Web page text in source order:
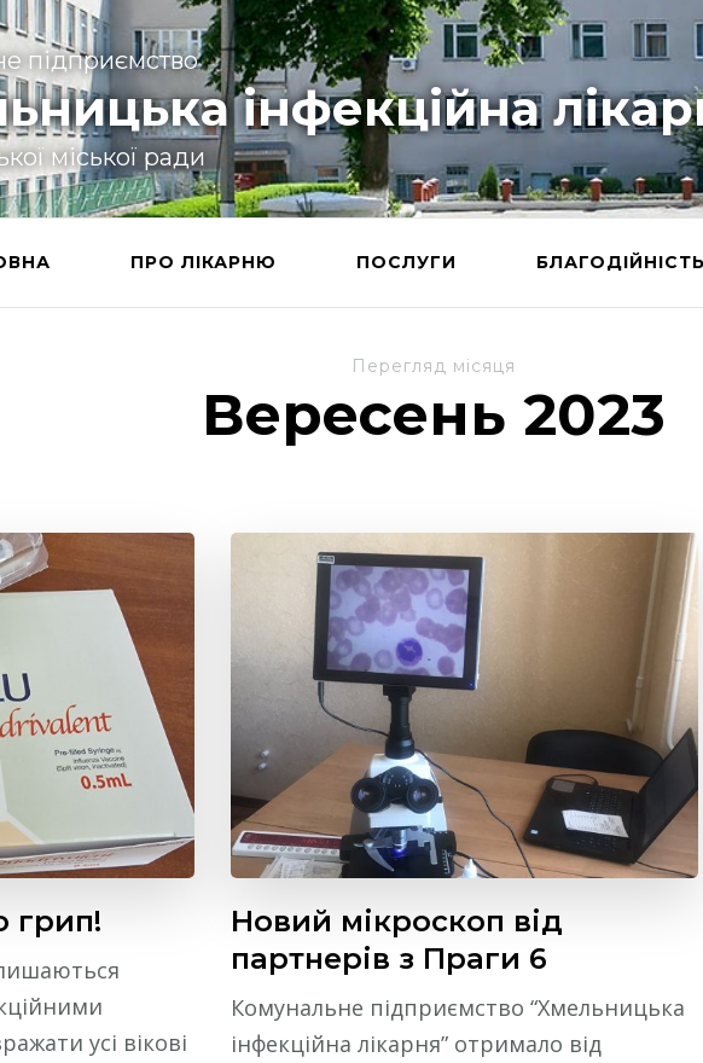
підприємство
інфекційна
міської ради
ПРО ЛІКАРНЮ ПОСЛУГИ БЛАГОДІЙНІСТЬ
Перегляд місяця
Вересень 2023
грип!
усі вікові
Новий мікроскоп від
партнерів з Праги 6
Комунальне підприємство “Хмельницька
інфекційна лікарня” отримало від